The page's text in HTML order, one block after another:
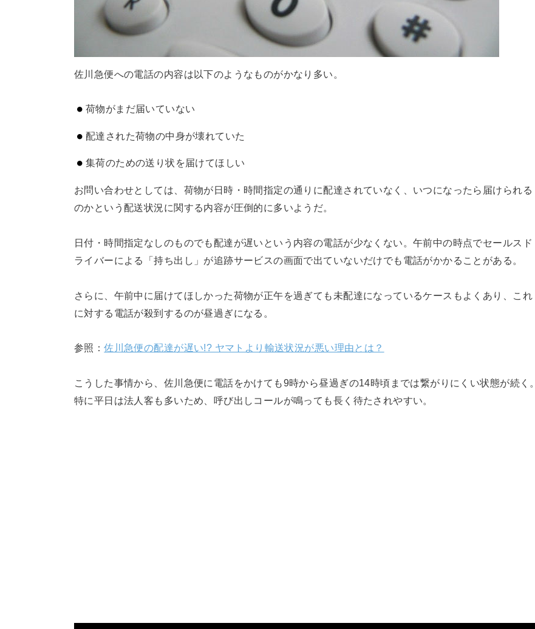
佐川急便への電話の内容は以下のようなものがかなり多い。
荷物がまだ届いていない
配達された荷物の中身が壊れていた
集荷のための送り状を届けてほしい
お問い合わせとしては、荷物が日時・時間指定の通りに配達されていなく、いつになったら届けられる
のかという配送状況に関する内容が圧倒的に多いようだ。
日付・時間指定なしのものでも配達が遅いという内容の電話が少なくない。午前中の時点でセールスド
ライバーによる「持ち出し」が追跡サービスの画面で出ていないだけでも電話がかかることがある。
さらに、午前中に届けてほしかった荷物が正午を過ぎても未配達になっているケースもよくあり、これ
に対する電話が殺到するのが昼過ぎになる。
参照：佐川急便の配達が遅い!? ヤマトより輸送状況が悪い理由とは？
こうした事情から、佐川急便に電話をかけても9時から昼過ぎの14時頃までは繋がりにくい状態が続く。
特に平日は法人客も多いため、呼び出しコールが鳴っても長く待たされやすい。